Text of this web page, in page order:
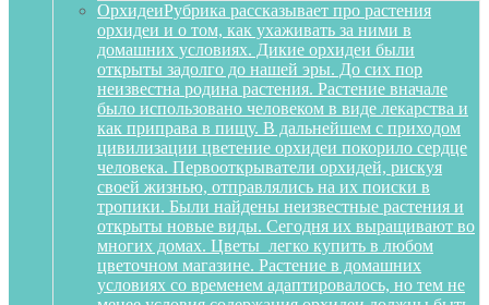
ОрхидеиРубрика рассказывает про растения
орхидеи и о том, как ухаживать за ними в
домашних условиях. Дикие орхидеи были
открыты задолго до нашей эры. До сих пор
неизвестна родина растения. Растение вначале
было использовано человеком в виде лекарства и
как приправа в пищу. В дальнейшем с приходом
цивилизации цветение орхидеи покорило сердце
человека. Первооткрыватели орхидей, рискуя
своей жизнью, отправлялись на их поиски в
тропики. Были найдены неизвестные растения и
открыты новые виды. Сегодня их выращивают во
многих домах. Цветы легко купить в любом
цветочном магазине. Растение в домашних
условиях со временем адаптировалось, но тем не